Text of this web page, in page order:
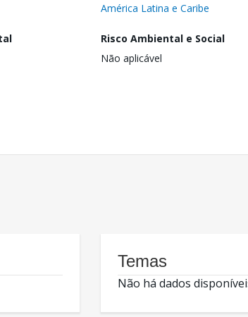
América Latina e Caribe
Risco Ambiental e Social
Não aplicável
Temas
Não há dados